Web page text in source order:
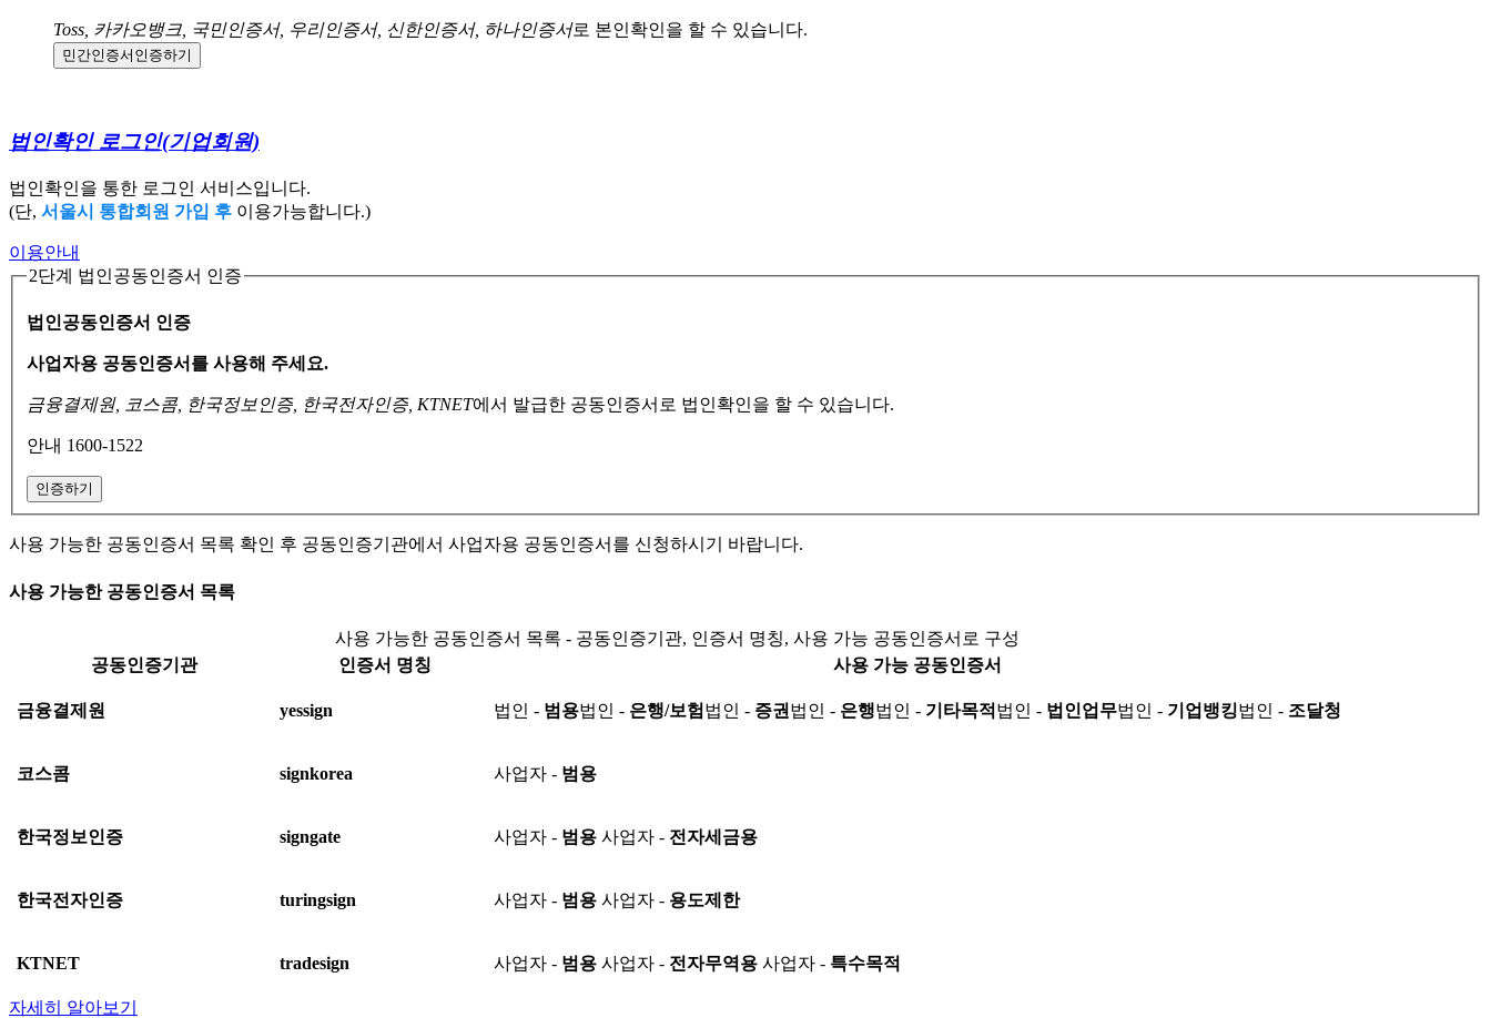
Toss, 카카오뱅크, 국민인증서, 우리인증서, 신한인증서, 하나인증서로 본인확인을 할 수 있습니다.
민간인증서 인증하기
법인확인 로그인(기업회원)
법인확인을 통한 로그인 서비스입니다.
(단, 서울시 통합회원 가입 후 이용가능합니다.)
이용안내
2단계 법인공동인증서 인증
법인공동인증서 인증
사업자용 공동인증서를 사용해 주세요.
금융결제원, 코스콤, 한국정보인증, 한국전자인증, KTNET에서 발급한 공동인증서로 법인확인을 할 수 있습니다.
안내 1600-1522
인증하기
사용 가능한 공동인증서 목록 확인 후 공동인증기관에서 사업자용 공동인증서를 신청하시기 바랍니다.
사용 가능한 공동인증서 목록
사용 가능한 공동인증서 목록 - 공동인증기관, 인증서 명칭, 사용 가능 공동인증서로 구성
공동인증기관
인증서 명칭 사용 가능 공동인증서
금융결제원 yessign 법인 - 범용법인 - 은행/보험 법인 - 증권 법인 - 은행법인 - 기타목적 법인 - 법인업무법인 - 기업뱅킹법인 - 조달청
코스콤 signkorea 사업자 - 범용
한국정보인증 signgate 사업자 - 범용 사업자 - 전자세금용
한국전자인증 turingsign 사업자 - 범용 사업자 - 용도제한
KTNET tradesign 사업자 - 범용 사업자 - 전자무역용 사업자 - 특수목적
자세히 알아보기